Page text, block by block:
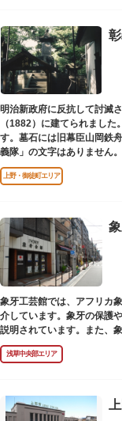
明治新政府に反抗して討滅
（1882）に建てられまし
す。墓石には旧幕臣山岡鉄
義隊」の文字はありません
上野・御徒町エリア
象牙工芸館では、アフリカ
介しています。象牙の保護
説明されています。また、
浅草中央部エリア